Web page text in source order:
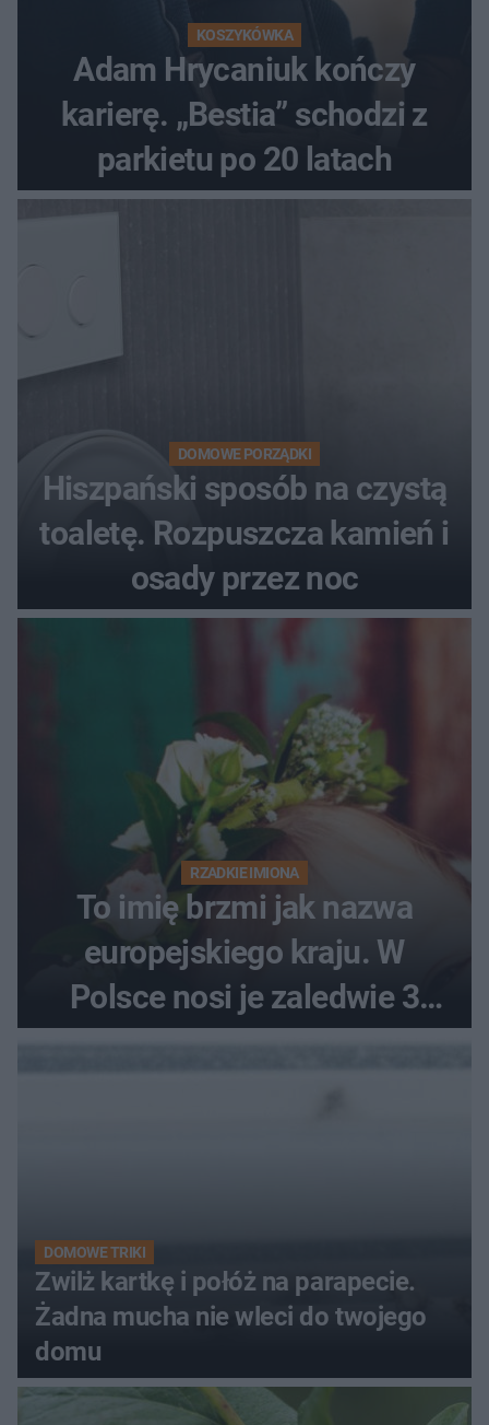
KOSZYKÓWKA
Adam Hrycaniuk kończy
karierę. „Bestia” schodzi z
parkietu po 20 latach
DOMOWE PORZĄDKI
Hiszpański sposób na czystą
toaletę. Rozpuszcza kamień i
osady przez noc
RZADKIE IMIONA
To imię brzmi jak nazwa
europejskiego kraju. W
Polsce nosi je zaledwie 3
kobiety
DOMOWE TRIKI
Zwilż kartkę i połóż na parapecie.
Żadna mucha nie wleci do twojego
domu